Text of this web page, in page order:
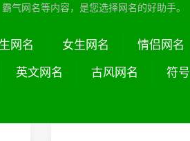
气网名等内容，是您选择网名的好助手。
网名 女生网名 情侣网名
英文网名 古风网名 符